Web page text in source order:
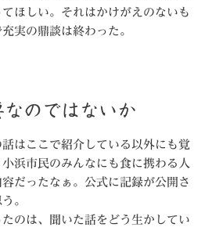
ほしい。それはかけがえのないも
実の鼎談は終わった。
のではないか
はここで紹介している以外にも覚
浜市民のみんなにも食に携わる人
だったなぁ。公式に記録が公開さ
。
のは、聞いた話をどう生かしてい